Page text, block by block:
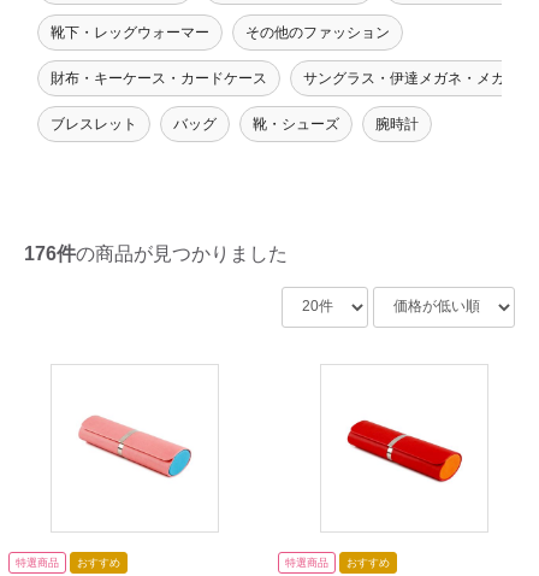
靴下・レッグウォーマー その他のファッション
財布・キーケース・カードケース サングラス・伊達メガネ・メガネ
ブレスレット バッグ 靴・シューズ 腕時計
176件の商品が見つかりました
特選商品 おすすめ 特選商品 おすすめ